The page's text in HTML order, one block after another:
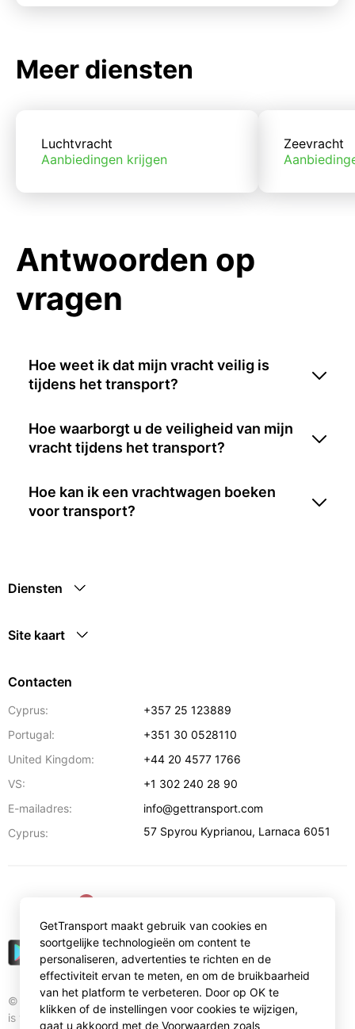
Meer diensten
Luchtvracht
Aanbiedingen krijgen
Zeevracht
Antwoorden op
vragen
Hoe weet ik dat mijn vracht veilig is
tijdens het transport?
Hoe waarborgt u de veiligheid van mijn
vracht tijdens het transport?
Hoe kan ik een vrachtwagen boeken
voor transport?
Diensten
Site kaart
Contacten
Cyprus:
+357 25 123889
Portugal:
+351 30 0528110
United Kingdom:
+44 20 4577 1766
VS:
+1 302 240 28 90
E-mailadres:
info@gettransport.com
Cyprus:
57 Spyrou Kyprianou, Larnaca 6051
© Gettransport International Limited. GetTransport®
is trademark of Gettransport International Limited.
GetTransport maakt gebruik van cookies en
soortgelijke technologieën om content te
personaliseren, advertenties te richten en de
effectiviteit ervan te meten, en om de bruikbaarheid
van het platform te verbeteren. Door op OK te
klikken of de instellingen voor cookies te wijzigen,
gaat u akkoord met de Voorwaarden zoals